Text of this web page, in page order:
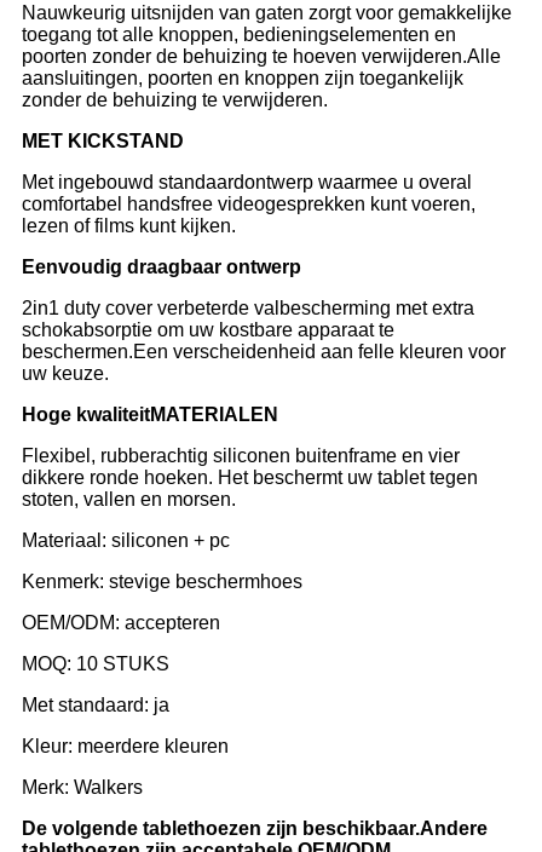
Nauwkeurig uitsnijden van gaten zorgt voor gemakkelijke
toegang tot alle knoppen, bedieningselementen en
poorten zonder de behuizing te hoeven verwijderen.Alle
aansluitingen, poorten en knoppen zijn toegankelijk
zonder de behuizing te verwijderen.
MET KICKSTAND
Met ingebouwd standaardontwerp waarmee u overal
comfortabel handsfree videogesprekken kunt voeren,
lezen of films kunt kijken.
Eenvoudig draagbaar ontwerp
2in1 duty cover verbeterde valbescherming met extra
schokabsorptie om uw kostbare apparaat te
beschermen.Een verscheidenheid aan felle kleuren voor
uw keuze.
Hoge kwaliteitMATERIALEN
Flexibel, rubberachtig siliconen buitenframe en vier
dikkere ronde hoeken. Het beschermt uw tablet tegen
stoten, vallen en morsen.
Materiaal: siliconen + pc
Kenmerk: stevige beschermhoes
OEM/ODM: accepteren
MOQ: 10 STUKS
Met standaard: ja
Kleur: meerdere kleuren
Merk: Walkers
De volgende tablethoezen zijn beschikbaar.Andere